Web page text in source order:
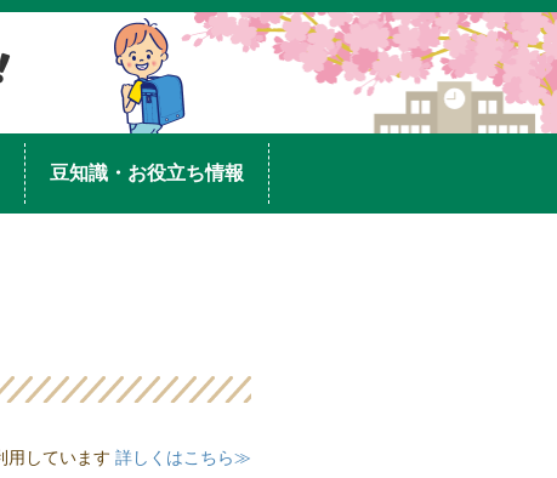
豆知識・お役立ち情報
用しています 詳しくはこちら≫